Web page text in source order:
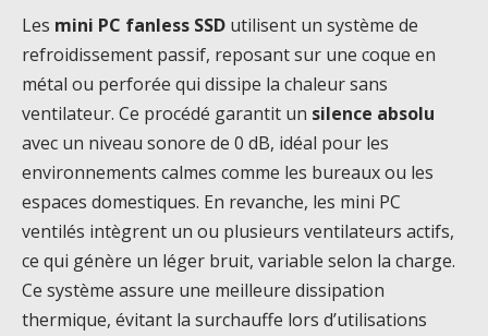
Les mini PC fanless SSD utilisent un système de
refroidissement passif, reposant sur une coque en
métal ou perforée qui dissipe la chaleur sans
ventilateur. Ce procédé garantit un silence absolu
avec un niveau sonore de 0 dB, idéal pour les
environnements calmes comme les bureaux ou les
espaces domestiques. En revanche, les mini PC
ventilés intègrent un ou plusieurs ventilateurs actifs,
ce qui génère un léger bruit, variable selon la charge.
Ce système assure une meilleure dissipation
thermique, évitant la surchauffe lors d’utilisations